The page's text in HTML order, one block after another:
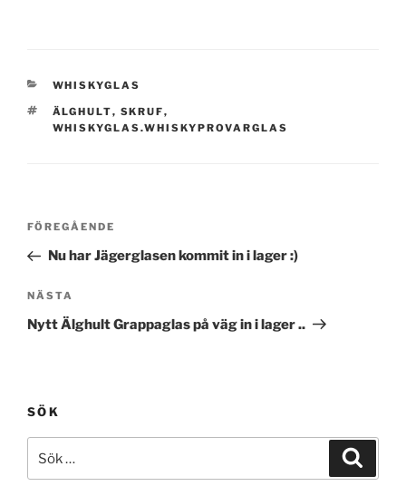
KATEGORIER
WHISKYGLAS
TAGGAR
ÄLGHULT, SKRUF,
WHISKYGLAS.WHISKYPROVARGLAS
Inläggsnavigering
Föregående
inlägg
FÖREGÅENDE
Nu har Jägerglasen kommit in i lager :)
Nästa
inlägg
NÄSTA
Nytt Älghult Grappaglas på väg in i lager ..
SÖK
efter: